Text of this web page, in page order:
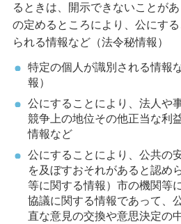
るときは、開示できないことが
の定めるところにより、公にす
られる情報など（法令秘情報）
特定の個人が識別される情報
報）
公にすることにより、法人や
競争上の地位その他正当な利
情報など
公にすることにより、公共の
を及ぼすおそれがあると認め
等に関する情報）市の機関等
協議に関する情報であって、
直な意見の交換や意思決定の